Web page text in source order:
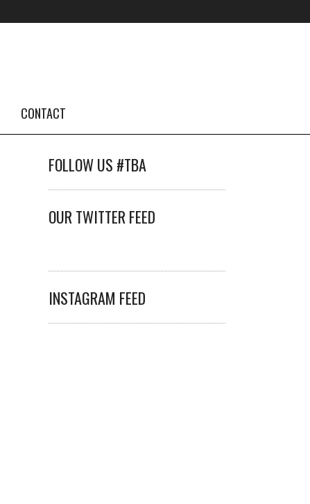
CONTACT
FOLLOW US #TBA
OUR TWITTER FEED
INSTAGRAM FEED